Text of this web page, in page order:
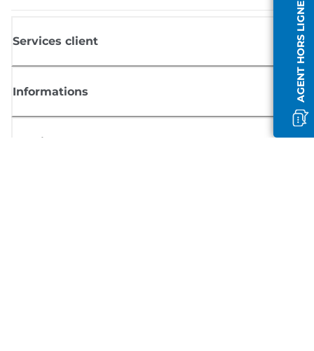
AGENT HORS LIGNE
Services client
Informations
Boutique